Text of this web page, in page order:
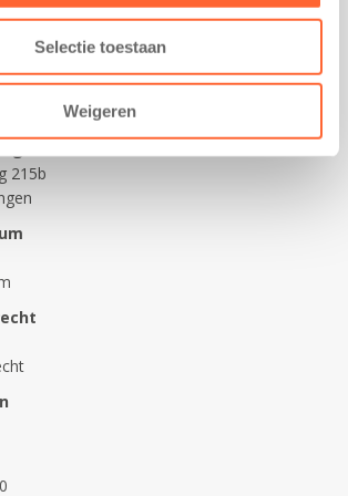
Selectie toestaan
Weigeren
First
215b